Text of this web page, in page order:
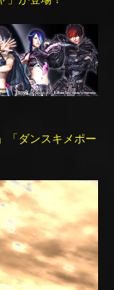
「ダンスキメポー